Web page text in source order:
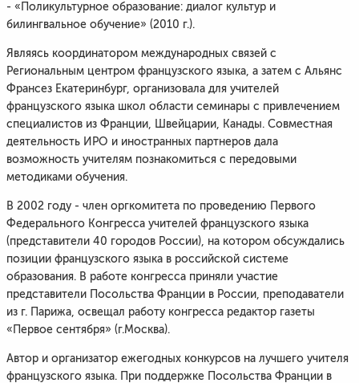
- «Поликультурное образование: диалог культур и
билингвальное обучение» (2010 г.).
Являясь координатором международных связей с
Региональным центром французского языка, а затем с Альянс
Франсез Екатеринбург, организовала для учителей
французского языка школ области семинары с привлечением
специалистов из Франции, Швейцарии, Канады. Совместная
деятельность ИРО и иностранных партнеров дала
возможность учителям познакомиться с передовыми
методиками обучения.
В 2002 году - член оргкомитета по проведению Первого
Федерального Конгресса учителей французского языка
(представители 40 городов России), на котором обсуждались
позиции французского языка в российской системе
образования. В работе конгресса приняли участие
представители Посольства Франции в России, преподаватели
из г. Парижа, освещал работу конгресса редактор газеты
«Первое сентября» (г.Москва).
Автор и организатор ежегодных конкурсов на лучшего учителя
французского языка. При поддержке Посольства Франции в